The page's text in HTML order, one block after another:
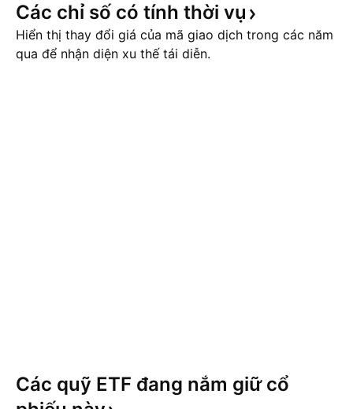
Các chỉ số có tính thời vụ
Hiển thị thay đổi giá của mã giao dịch trong các năm
qua để nhận diện xu thế tái diễn.
Các quỹ ETF đang nắm giữ cổ